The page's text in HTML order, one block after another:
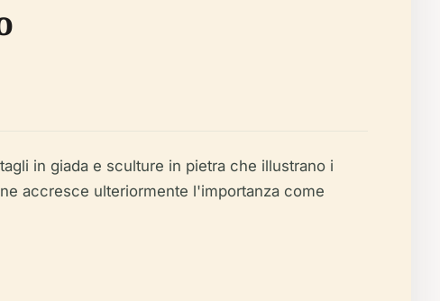
in giada e sculture in pietra che illustrano i
accresce ulteriormente l'importanza come